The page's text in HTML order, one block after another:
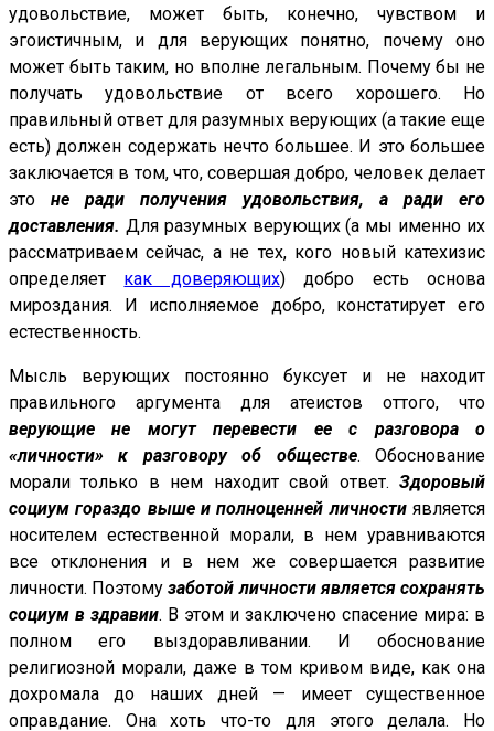
удовольствие, может быть, конечно, чувством и
эгоистичным, и для верующих понятно, почему оно
может быть таким, но вполне легальным. Почему бы не
получать удовольствие от всего хорошего. Но
правильный ответ для разумных верующих (а такие еще
есть) должен содержать нечто большее. И это большее
заключается в том, что, совершая добро, человек делает
это не ради получения удовольствия, а ради его
доставления. Для разумных верующих (а мы именно их
рассматриваем сейчас, а не тех, кого новый катехизис
определяет как доверяющих) добро есть основа
мироздания. И исполняемое добро, констатирует его
естественность.
Мысль верующих постоянно буксует и не находит
правильного аргумента для атеистов оттого, что
верующие не могут перевести ее с разговора о
«личности» к разговору об обществе. Обоснование
морали только в нем находит свой ответ. Здоровый
социум гораздо выше и полноценней личностиявляется
носителем естественной морали, в нем уравниваются
все отклонения и в нем же совершается развитие
личности. Поэтомузаботой личности является сохранять
социум в здравии. В этом и заключено спасение мира: в
полном его выздоравливании. И обоснование
религиозной морали, даже в том кривом виде, как она
дохромала до наших дней — имеет существенное
оправдание. Она хоть что-то для этого делала. Но